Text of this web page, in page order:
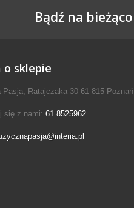
Bądź na bieżąco
sklepie
Pasja, Ratajczaka 30 61-815 Poznań
się z nami: 61 8525962